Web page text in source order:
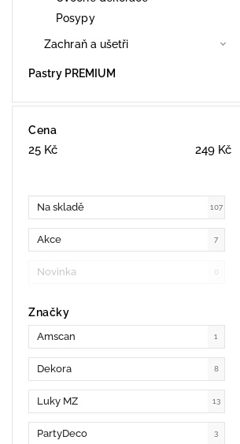
Posypy
Zachraň a ušetři
Pastry PREMIUM
Cena
25 Kč 249 Kč
Na skladě 107
Akce 7
Novinka 0
Značky
Amscan 1
Dekora 8
Luky MZ 13
PartyDeco 3